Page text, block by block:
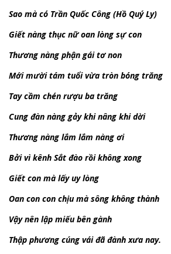
Sao mà có Trần Quốc Công (Hồ Quý Ly)
Giết nàng thục nữ oan lòng sự con
Thương nàng phận gái tơ non
Mới mười tám tuổi vừa tròn bóng trăng
Tay cầm chén rượu ba trăng
Cung đàn nàng gảy khi nâng khi dời
Thương nàng lắm lắm nàng ơi
Bởi vì kênh Sắt đào rồi không xong
Giết con mà lấy uy lòng
Oan con con chịu mà sông không thành
Vậy nên lập miếu bên gành
Thập phương cúng vái đã đành xưa nay.